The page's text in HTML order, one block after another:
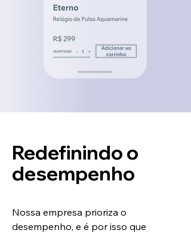
Redefinindo o
desempenho
Nossa empresa prioriza o
desempenho, e é por isso que